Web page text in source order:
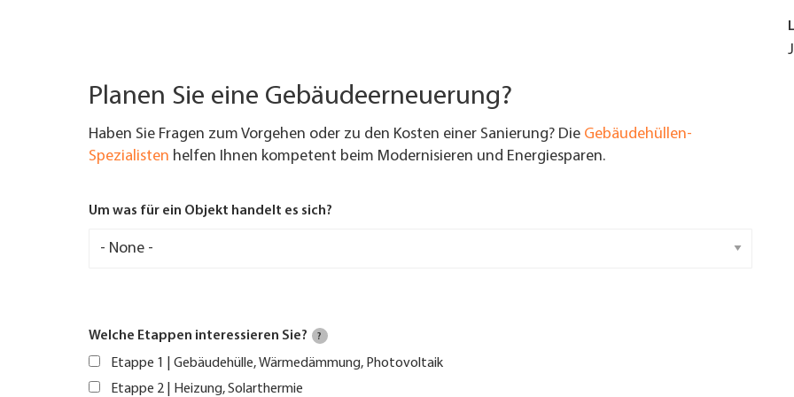
Planen Sie eine Gebäudeerneuerung?
Haben Sie Fragen zum Vorgehen oder zu den Kosten einer Sanierung? Die Gebäudehüllen-
Spezialisten helfen Ihnen kompetent beim Modernisieren und Energiesparen.
Um was für ein Objekt handelt es sich?
Welche Etappen interessieren Sie? ?
Etappe 1 | Gebäudehülle, Wärmedämmung, Photovoltaik
Etappe 2 | Heizung, Solarthermie